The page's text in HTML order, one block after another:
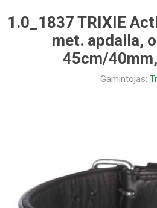
1.0_1837 TRIXIE
met. apdaila,
45cm/
Gamintojas: